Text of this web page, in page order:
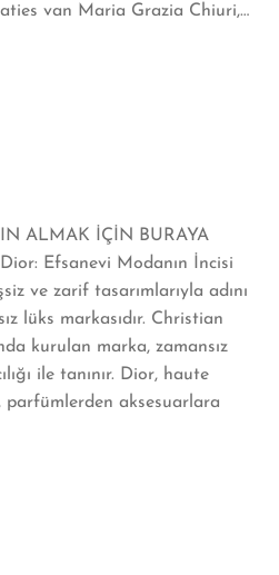
van Maria Grazia Chiuri,…
ALMAK İÇİN BURAYA
Efsanevi Modanın İncisi
ve zarif tasarımlarıyla adını
lüks markasıdır. Christian
kurulan marka, zamansız
ile tanınır. Dior, haute
parfümlerden aksesuarlara